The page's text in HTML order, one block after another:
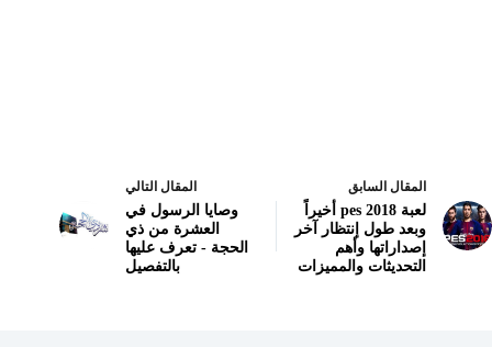
المقال السابق
لعبة pes 2018 أخيراً
وبعد طول إنتظار آخر
إصداراتها وأهم
التحديثات والمميزات
المقال التالي
وصايا الرسول في
العشرة من ذي
الحجة - تعرف عليها
بالتفصيل